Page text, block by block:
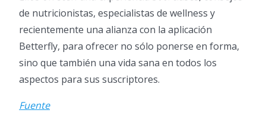
de nutricionistas, especialistas de wellness y
recientemente una alianza con la aplicación
Betterfly, para ofrecer no sólo ponerse en forma,
sino que también una vida sana en todos los
aspectos para sus suscriptores.
Fuente